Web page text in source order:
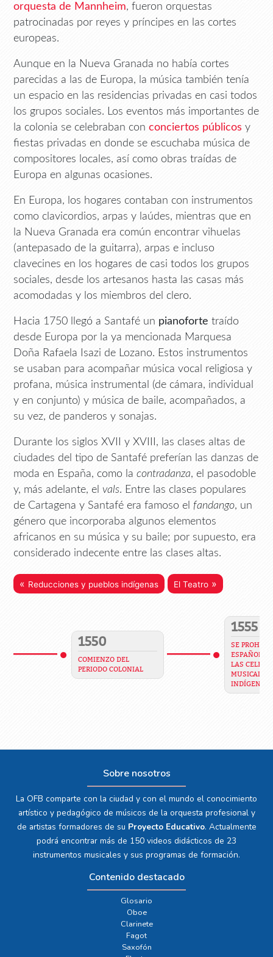
orquesta de Mannheim, fueron orquestas
patrocinadas por reyes y príncipes en las cortes
europeas.
Aunque en la Nueva Granada no había cortes
parecidas a las de Europa, la música también tenía
un espacio en las residencias privadas en casi todos
los grupos sociales. Los eventos más importantes de
la colonia se celebraban conconciertos públicos y
fiestas privadas en donde se escuchaba música de
compositores locales, así como obras traídas de
Europa en algunas ocasiones.
En Europa, los hogares contaban con instrumentos
como clavicordios, arpas y laúdes, mientras que en
la Nueva Granada era común encontrar vihuelas
(antepasado de la guitarra), arpas e incluso
clavecines en los hogares de casi todos los grupos
sociales, desde los artesanos hasta las casas más
acomodadas y los miembros del clero.
Hacia 1750 llegó a Santafé un pianoforte traído
desde Europa por la ya mencionada Marquesa
Doña Rafaela Isazi de Lozano. Estos instrumentos
se usaban para acompañar música vocal religiosa y
profana, música instrumental (de cámara, individual
y en conjunto) y música de baile, acompañados, a
su vez, de panderos y sonajas.
Durante los siglos XVII y XVIII, las clases altas de
ciudades del tipo de Santafé preferían las danzas de
moda en España, como lacontradanza, el pasodoble
y, más adelante, elvals. Entre las clases populares
de Cartagena y Santafé era famoso elfandango, un
género que incorporaba algunos elementos
africanos en su música y su baile; por supuesto, era
considerado indecente entre las clases altas.
« Reducciones y pueblos indígenas El Teatro »
1550
COMIENZO DEL
PERIODO COLONIAL
1555
SE PROHIBE
LAS
MUSICALES
INDÍGENAS
Sobre nosotros
La OFB comparte con la ciudad y con el mundo el conocimiento
artístico y pedagógico de músicos de la orquesta profesional y
de artistas formadores de su Proyecto Educativo. Actualmente
podrá encontrar más de 150 videos didácticos de 23
instrumentos musicales y sus programas de formación.
Contenido destacado
Glosario
Oboe
Clarinete
Fagot
Saxofón